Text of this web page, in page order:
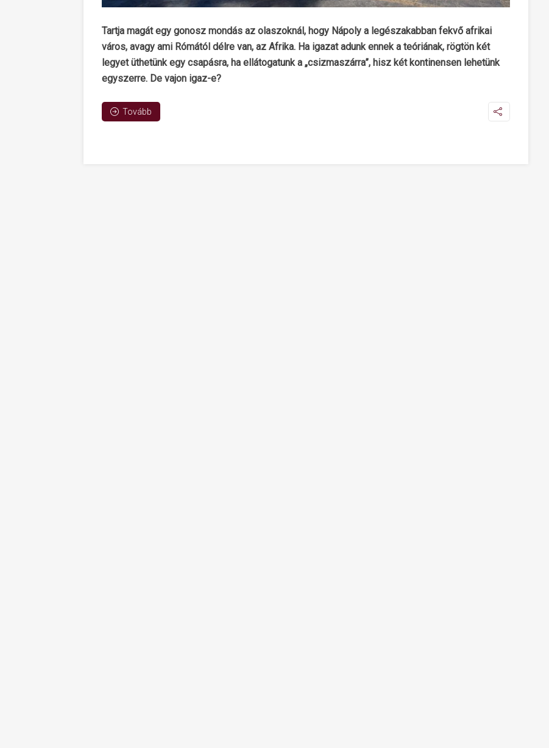
Tartja magát egy gonosz mondás az olaszoknál, hogy Nápoly a legészakabban fekvő afrikai
város, avagy ami Rómától délre van, az Afrika. Ha igazat adunk ennek a teóriának, rögtön két
legyet üthetünk egy csapásra, ha ellátogatunk a „csizmaszárra”, hisz két kontinensen lehetünk
egyszerre. De vajon igaz-e?
Tovább